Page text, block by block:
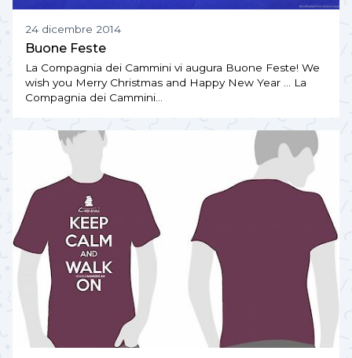
24 dicembre 2014
Buone Feste
La Compagnia dei Cammini vi augura Buone Feste! We
wish you Merry Christmas and Happy New Year … La
Compagnia dei Cammini…